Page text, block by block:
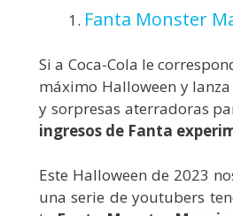
Fanta Monster
Si a Coca-Cola le
máximo Halloween y
y sorpresas aterradoras
ingresos de Fanta
Este Halloween de 2023
una serie de youtubers